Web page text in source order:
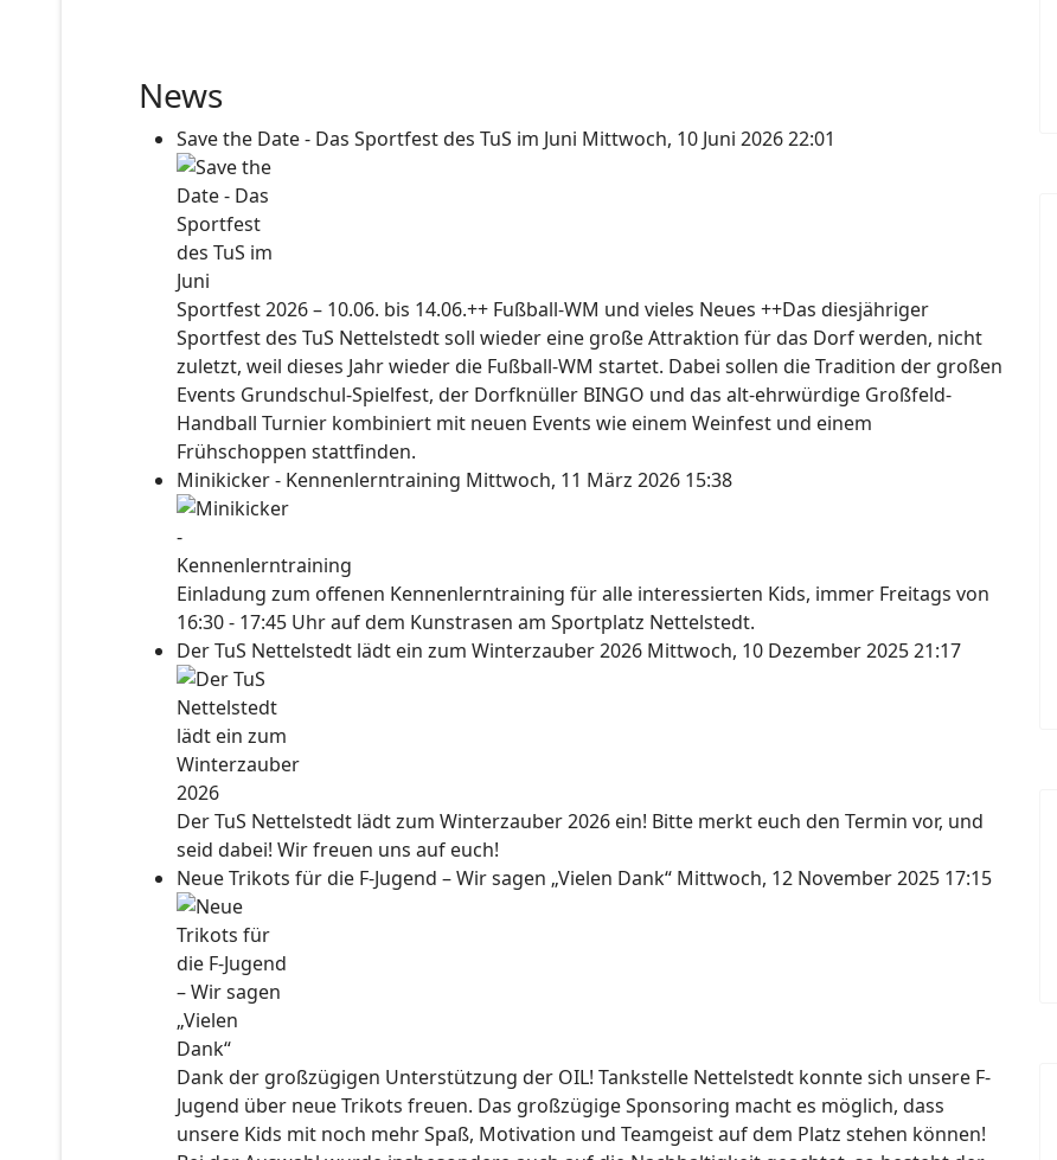
News
Save the Date - Das Sportfest des TuS im Juni Mittwoch, 10 Juni 2026 22:01
Sportfest 2026 – 10.06. bis 14.06.++ Fußball-WM und vieles Neues ++Das diesjähriger
Sportfest des TuS Nettelstedt soll wieder eine große Attraktion für das Dorf werden, nicht
zuletzt, weil dieses Jahr wieder die Fußball-WM startet. Dabei sollen die Tradition der großen
Events Grundschul-Spielfest, der Dorfknüller BINGO und das alt-ehrwürdige Großfeld-
Handball Turnier kombiniert mit neuen Events wie einem Weinfest und einem
Frühschoppen stattfinden.
Minikicker - Kennenlerntraining Mittwoch, 11 März 2026 15:38
Einladung zum offenen Kennenlerntraining für alle interessierten Kids, immer Freitags von
16:30 - 17:45 Uhr auf dem Kunstrasen am Sportplatz Nettelstedt.
Der TuS Nettelstedt lädt ein zum Winterzauber 2026 Mittwoch, 10 Dezember 2025 21:17
Der TuS Nettelstedt lädt zum Winterzauber 2026 ein! Bitte merkt euch den Termin vor, und
seid dabei! Wir freuen uns auf euch!
Neue Trikots für die F-Jugend – Wir sagen „Vielen Dank“ Mittwoch, 12 November 2025 17:15
Dank der großzügigen Unterstützung der OIL! Tankstelle Nettelstedt konnte sich unsere F-
Jugend über neue Trikots freuen. Das großzügige Sponsoring macht es möglich, dass
unsere Kids mit noch mehr Spaß, Motivation und Teamgeist auf dem Platz stehen können!